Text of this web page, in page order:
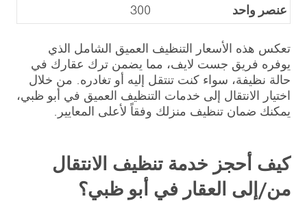
عنصر واحد
300
تعكس هذه الأسعار التنظيف العميق الشامل الذي
يوفره فريق جست لايف، مما يضمن ترك عقارك في
حالة نظيفة، سواء كنت تنتقل إليه أو تغادره. من خلال
اختيار الانتقال إلى خدمات التنظيف العميق في أبو ظبي،
يمكنك ضمان تنظيف منزلك وفقاً لأعلى المعايير.
كيف أحجز خدمة تنظيف الانتقال
من/إلى العقار في أبو ظبي؟